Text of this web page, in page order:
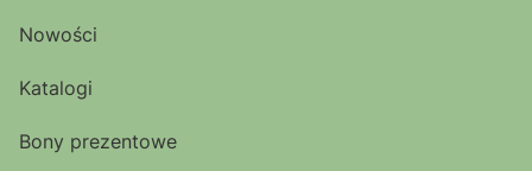
Nowości
Katalogi
Bony prezentowe